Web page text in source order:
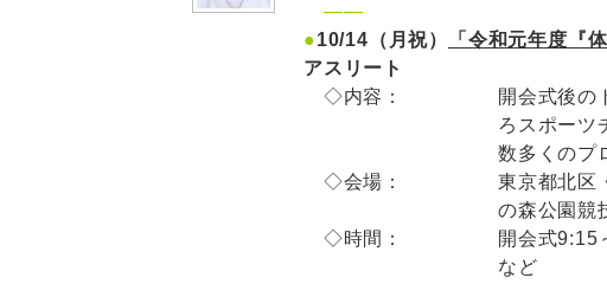
——
●10/14（月祝） 「令和元年度『
アスリート
◇内容：
開会式後の
ろスポーツ
数多くのプ
◇会場：
東京都北区
の森公園競
◇時間：
開会式9:15
など